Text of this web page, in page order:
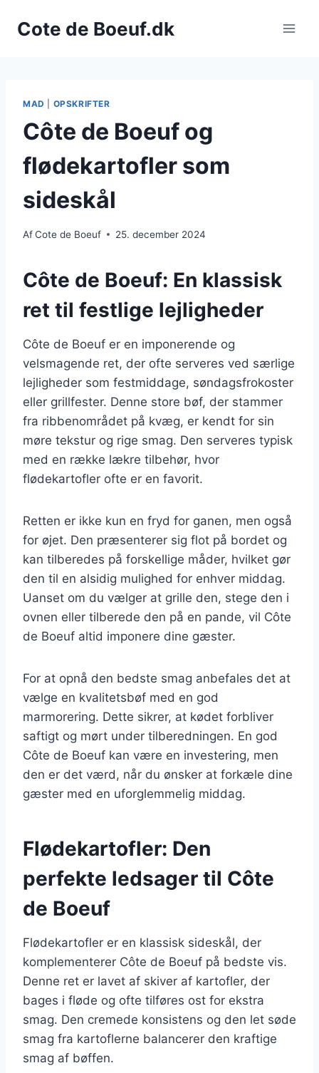
Cote de Boeuf.dk
MAD OPSKRIFTER
Côte de Boeuf og
flødekartofler som
sideskål
AfCote de Boeuf 25. december 2024
Côte de Boeuf: En klassisk
ret til festlige lejligheder
Côte de Boeuf er en imponerende og
velsmagende ret, der ofte serveres ved særlige
lejligheder som festmiddage, søndagsfrokoster
eller grillfester. Denne store bøf, der stammer
fra ribbenområdet på kvæg, er kendt for sin
møre tekstur og rige smag. Den serveres typisk
med en række lækre tilbehør, hvor
flødekartofler ofte er en favorit.
Retten er ikke kun en fryd for ganen, men også
for øjet. Den præsenterer sig flot på bordet og
kan tilberedes på forskellige måder, hvilket gør
den til en alsidig mulighed for enhver middag.
Uanset om du vælger at grille den, stege den i
ovnen eller tilberede den på en pande, vil Côte
de Boeuf altid imponere dine gæster.
For at opnå den bedste smag anbefales det at
vælge en kvalitetsbøf med en god
marmorering. Dette sikrer, at kødet forbliver
saftigt og mørt under tilberedningen. En god
Côte de Boeuf kan være en investering, men
den er det værd, når du ønsker at forkæle dine
gæster med en uforglemmelig middag.
Flødekartofler: Den
perfekte ledsager til Côte
de Boeuf
Flødekartofler er en klassisk sideskål, der
komplementerer Côte de Boeuf på bedste vis.
Denne ret er lavet af skiver af kartofler, der
bages i fløde og ofte tilføres ost for ekstra
smag. Den cremede konsistens og den let søde
smag fra kartoflerne balancerer den kraftige
smag af bøffen.